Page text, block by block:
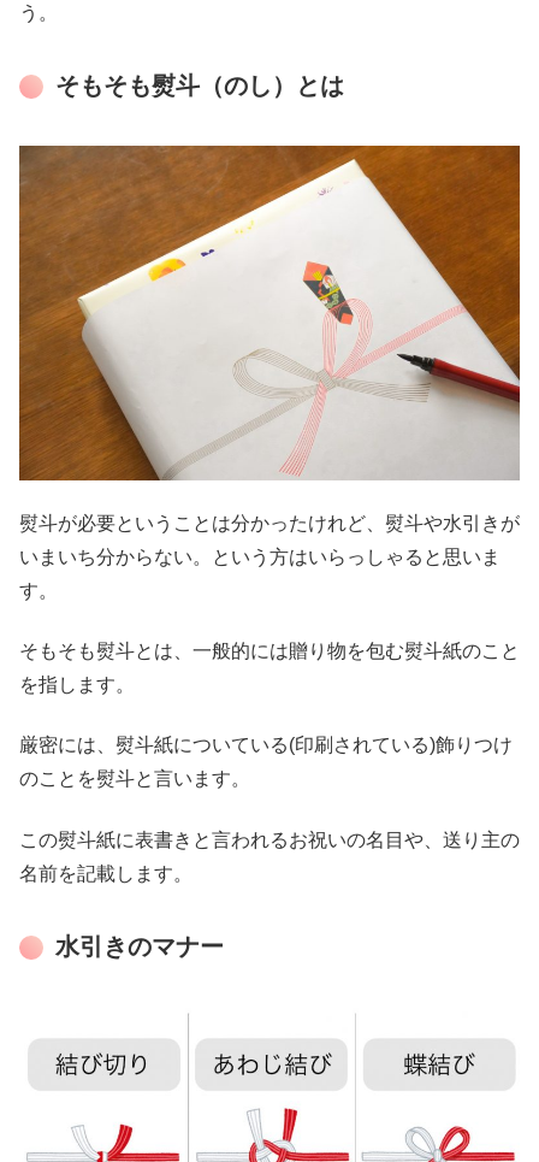
う。
そもそも熨斗（のし）とは
熨斗が必要ということは分かったけれど、熨斗や水引きが
いまいち分からない。という方はいらっしゃると思いま
す。
そもそも熨斗とは、一般的には贈り物を包む熨斗紙のこと
を指します。
厳密には、熨斗紙についている(印刷されている)飾りつけ
のことを熨斗と言います。
この熨斗紙に表書きと言われるお祝いの名目や、送り主の
名前を記載します。
水引きのマナー